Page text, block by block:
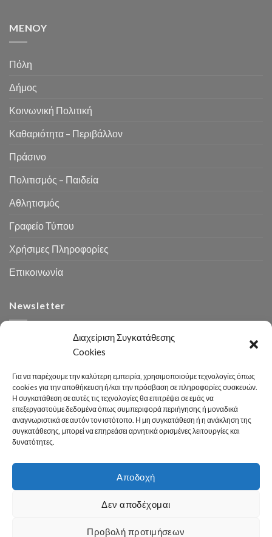
Διαχείριση Συγκατάθεσης
Cookies
Για να παρέχουμε την καλύτερη εμπειρία, χρησιμοποιούμε τεχνολογίες όπως
cookies για την αποθήκευση ή/και την πρόσβαση σε πληροφορίες συσκευών.
Η συγκατάθεση σε αυτές τις τεχνολογίες θα επιτρέψει σε εμάς να
επεξεργαστούμε δεδομένα όπως συμπεριφορά περιήγησης ή μοναδικά
αναγνωριστικά σε αυτόν τον ιστότοπο. Η μη συγκατάθεση ή η ανάκληση της
συγκατάθεσης, μπορεί να επηρεάσει αρνητικά ορισμένες λειτουργίες και
δυνατότητες.
Αποδοχή
Δεν αποδέχομαι
Προβολή προτιμήσεων
MENOY
Πόλη
Δήμος
Κοινωνική Πολιτική
Καθαριότητα – Περιβάλλον
Πράσινο
Πολιτισμός – Παιδεία
Αθλητισμός
Γραφείο Τύπου
Χρήσιμες Πληροφορίες
Επικοινωνία
Newsletter
Αναζήτηση
Developed 2026 by
Πολιτισμός – Παιδεία Αθλητισμός